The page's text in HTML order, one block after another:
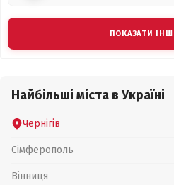
ПОКАЗАТИ
Найбільші міста в Україні
Чернігів
Сімферополь
Вінниця